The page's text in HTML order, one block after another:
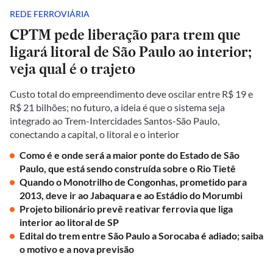
REDE FERROVIÁRIA
CPTM pede liberação para trem que
ligará litoral de São Paulo ao interior;
veja qual é o trajeto
Custo total do empreendimento deve oscilar entre R$ 19 e
R$ 21 bilhões; no futuro, a ideia é que o sistema seja
integrado ao Trem-Intercidades Santos-São Paulo,
conectando a capital, o litoral e o interior
Como é e onde será a maior ponte do Estado de São
Paulo, que está sendo construída sobre o Rio Tietê
Quando o Monotrilho de Congonhas, prometido para
2013, deve ir ao Jabaquara e ao Estádio do Morumbi
Projeto bilionário prevê reativar ferrovia que liga
interior ao litoral de SP
Edital do trem entre São Paulo a Sorocaba é adiado; saiba
o motivo e a nova previsão